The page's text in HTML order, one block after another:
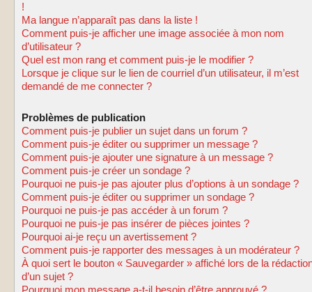
!
Ma langue n’apparaît pas dans la liste !
Comment puis-je afficher une image associée à mon nom
d’utilisateur ?
Quel est mon rang et comment puis-je le modifier ?
Lorsque je clique sur le lien de courriel d’un utilisateur, il m’est
demandé de me connecter ?
Problèmes de publication
Comment puis-je publier un sujet dans un forum ?
Comment puis-je éditer ou supprimer un message ?
Comment puis-je ajouter une signature à un message ?
Comment puis-je créer un sondage ?
Pourquoi ne puis-je pas ajouter plus d’options à un sondage ?
Comment puis-je éditer ou supprimer un sondage ?
Pourquoi ne puis-je pas accéder à un forum ?
Pourquoi ne puis-je pas insérer de pièces jointes ?
Pourquoi ai-je reçu un avertissement ?
Comment puis-je rapporter des messages à un modérateur ?
À quoi sert le bouton « Sauvegarder » affiché lors de la
d’un sujet ?